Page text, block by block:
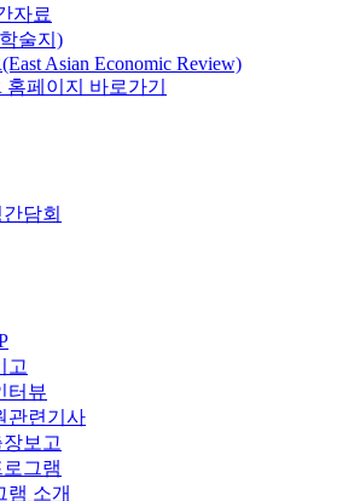
자료
술지)
Asian Economic Review)
홈페이지 바로가기
담회
고
터뷰
관련기사
보고
그램
램 소개